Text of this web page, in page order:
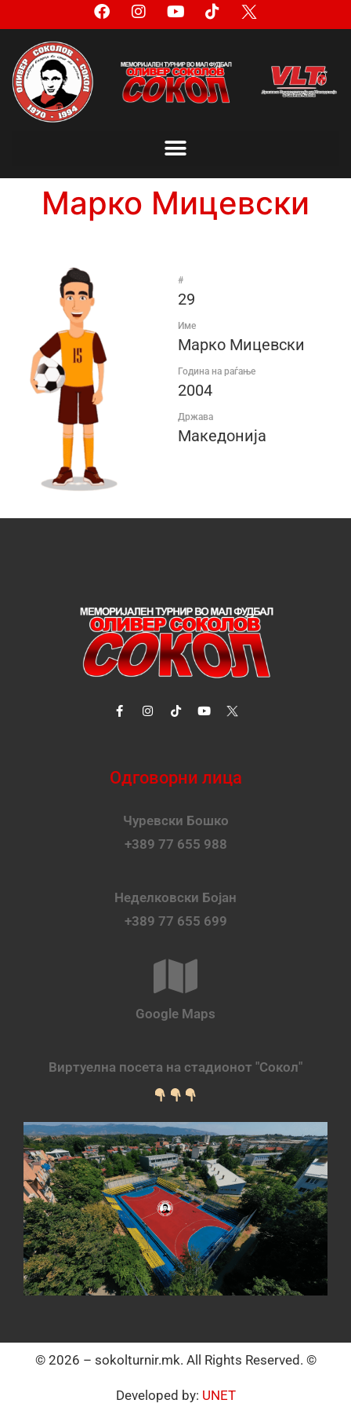
Марко Мицевски
#
29
Име
Марко Мицевски
Година на раѓање
2004
Држава
Македонија
Одговорни лица
Чуревски Бошко
+389 77 655 988
Неделковски Бојан
+389 77 655 699
Google Maps
Виртуелна посета на стадионот "Сокол"
© 2026 – sokolturnir.mk. All Rights Reserved. ©
Developed by: UNET